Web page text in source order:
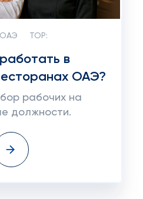
ОАЭ TOP:
в
ОАЭ?
рабочих на
должности.